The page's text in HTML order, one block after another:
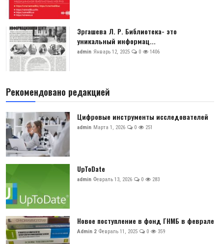
Эргашева Л. Р. Библиотека- это
уникальный информац...
admin Январь 12, 2025 0 1406
Рекомендовано редакцией
Цифровые инструменты исследователей
admin Марта 1, 2026 0 251
UpToDate
admin Февраль 13, 2026 0 283
Новое поступление в фонд ГНМБ в феврале
Admin 2 Февраль 11, 2025 0 359